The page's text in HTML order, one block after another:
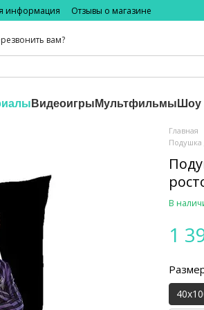
информация Отзывы о магазине
вам?
Видеоигры Мультфильмы Шоу
Главная
Подушка
В
1